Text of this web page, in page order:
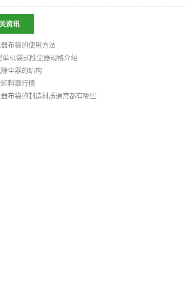
资讯
器布袋的使用方法
单机袋式除尘器规格介绍
尘器的结构
料器行情
器布袋的制造材质通常都有哪些